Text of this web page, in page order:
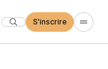
S'inscrire